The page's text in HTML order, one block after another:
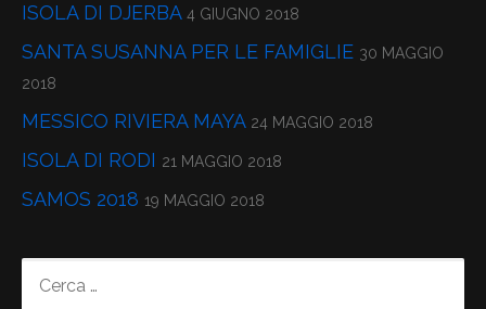
ISOLA DI DJERBA 4 GIUGNO 2018
SANTA SUSANNA PER LE FAMIGLIE 30 MAGGIO
2018
MESSICO RIVIERA MAYA 24 MAGGIO 2018
ISOLA DI RODI 21 MAGGIO 2018
SAMOS 2018 19 MAGGIO 2018
PER: